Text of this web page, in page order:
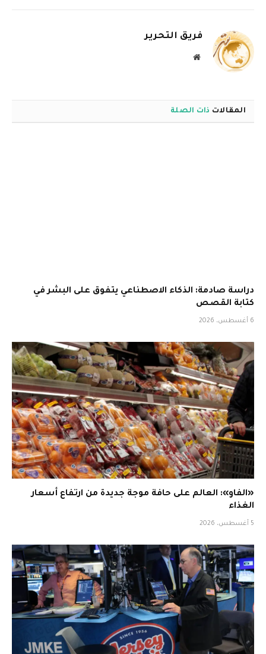
فريق التحرير
موقع
المقالات ذات الصلة
دراسة صادمة: الذكاء الاصطناعي يتفوق على البشر في
كتابة القصص
6 أغسطس، 2026
«الفاو»: العالم على حافة موجة جديدة من ارتفاع أسعار
الغذاء
5 أغسطس، 2026